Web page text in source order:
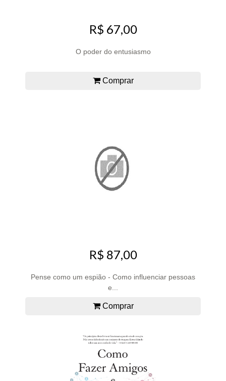
R$ 67,00
O poder do entusiasmo
Comprar
R$ 87,00
Pense como um espião - Como influenciar pessoas
e...
Comprar